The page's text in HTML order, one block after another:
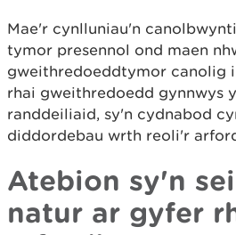
Mae'r cynlluniau'n
tymor presennol ond maen
gweithredoeddtymor canolig
rhai gweithredoedd gynnwys
randdeiliaid, sy'n cydnabod
diddordebau wrth reoli'r
Atebion sy'n
natur ar gyfer